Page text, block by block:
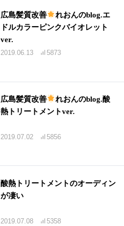
広島髪質改善
れおんのblog.エ
ドルカラーピンクバイオレット
ver.
2019.06.13 5873
広島髪質改善
れおんのblog.酸
熱トリートメントver.
2019.07.02 5856
酸熱トリートメントのオーディン
が凄い
2019.07.08 5358